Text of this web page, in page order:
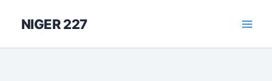
NIGER 227